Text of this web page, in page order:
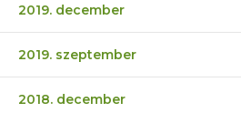
2019. december
2019. szeptember
2018. december